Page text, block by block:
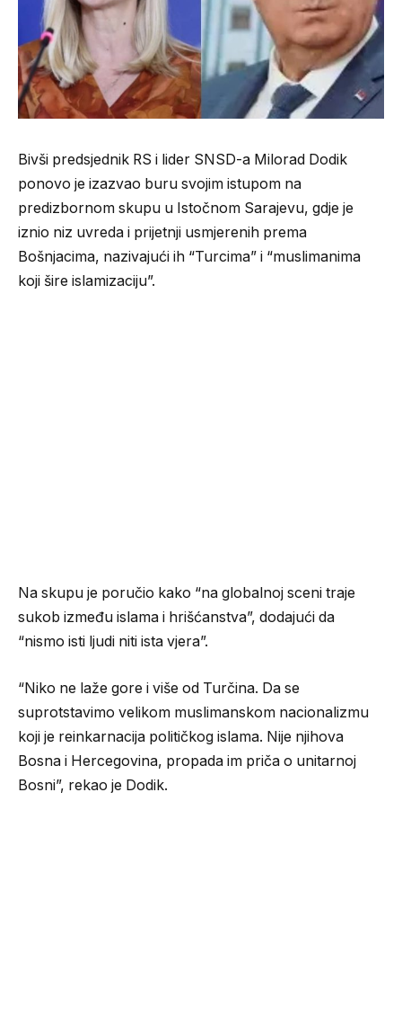
Bivši predsjednik RS i lider SNSD-a Milorad Dodik
ponovo je izazvao buru svojim istupom na
predizbornom skupu u Istočnom Sarajevu, gdje je
iznio niz uvreda i prijetnji usmjerenih prema
Bošnjacima, nazivajući ih “Turcima” i “muslimanima
koji šire islamizaciju”.
Na skupu je poručio kako “na globalnoj sceni traje
sukob između islama i hrišćanstva”, dodajući da
“nismo isti ljudi niti ista vjera”.
“Niko ne laže gore i više od Turčina. Da se
suprotstavimo velikom muslimanskom nacionalizmu
koji je reinkarnacija političkog islama. Nije njihova
Bosna i Hercegovina, propada im priča o unitarnoj
Bosni”, rekao je Dodik.